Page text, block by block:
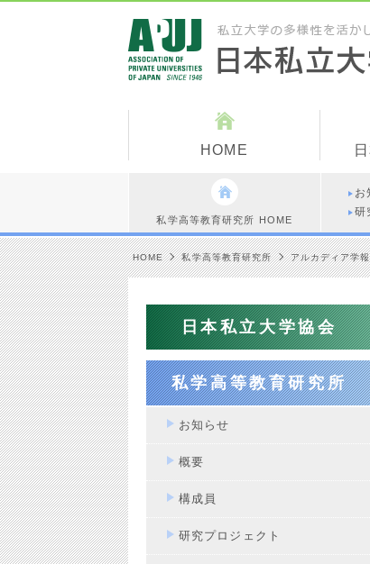
HOME
私学高等教育研究所 HOME
お
研
HOME 私学高等教育研究所 アルカディア学報
日本私立大学協会
私学高等教育研究所
お知らせ
概要
構成員
研究プロジェクト